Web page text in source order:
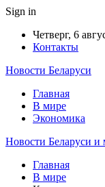
Sign in
Четверг, 6
Контакты
Новости Беларуси
Главная
В мире
Экономика
Новости Беларуси и
Главная
В мире